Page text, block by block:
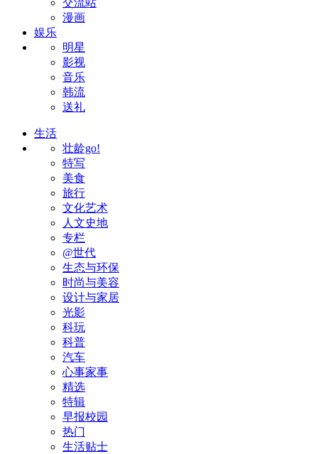
交流站
漫画
娱乐
明星
影视
音乐
韩流
送礼
生活
壮龄go!
特写
美食
旅行
文化艺术
人文史地
专栏
@世代
生态与环保
时尚与美容
设计与家居
光影
科玩
科普
汽车
心事家事
精选
特辑
早报校园
热门
生活贴士